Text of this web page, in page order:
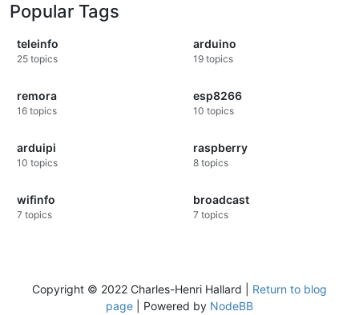
Popular Tags
teleinfo
25 topics
arduino
19 topics
remora
16 topics
esp8266
10 topics
arduipi
10 topics
raspberry
8 topics
wifinfo
7 topics
broadcast
7 topics
Copyright © 2022 Charles-Henri Hallard | Return to blog
page | Powered by NodeBB